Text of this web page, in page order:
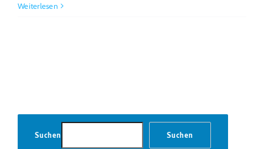
Weiterlesen
Suchen Suchen